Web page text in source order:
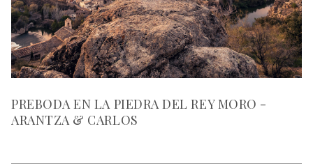
PREBODA EN LA PIEDRA DEL REY MORO -
ARANTZA & CARLOS